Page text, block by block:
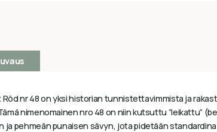
Röd nr 48 on yksi historian tunnistettavimmista ja
nimenomainen nro 48 on niin kutsuttu ”leikattu”
ja pehmeän punaisen sävyn, jota pidetään